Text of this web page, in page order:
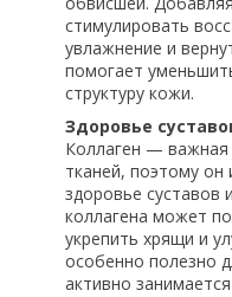
стимулировать
увлажнение и
помогает
структуру кожи.
Здоровье
Коллаген —
тканей, поэтому он
здоровье суставов
коллагена может
укрепить хрящи и
особенно полезно
активно